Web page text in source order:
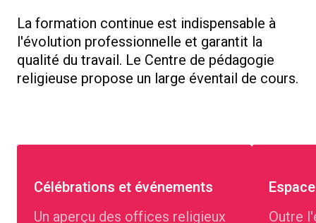
La formation continue est indispensable à
l'évolution professionnelle et garantit la
qualité du travail. Le Centre de pédagogie
religieuse propose un large éventail de cours.
Célébrations et événements
Un aperçu des offices religieux
Outre